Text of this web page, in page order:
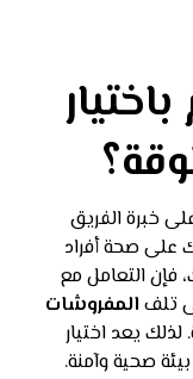
خبرة الفريق
على صحة أفراد
فإن التعامل مع
تلف المفروشات
يعد اختيار
صحية وآمنة.